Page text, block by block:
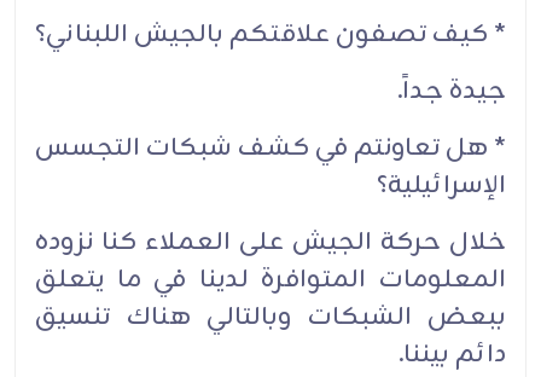
* كيف تصفون علاقتكم بالجيش اللبناني؟
جيدة جداً.
* هل تعاونتم في كشف شبكات التجسس
الإسرائيلية؟
خلال حركة الجيش على العملاء كنا نزوده
المعلومات المتوافرة لدينا في ما يتعلق
ببعض الشبكات وبالتالي هناك تنسيق
دائم بيننا.